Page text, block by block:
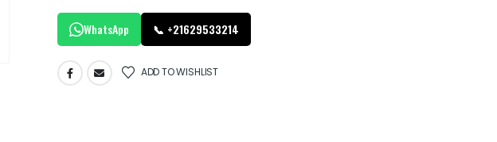
WhatsApp 📞 +21629533214
ADD TO WISHLIST